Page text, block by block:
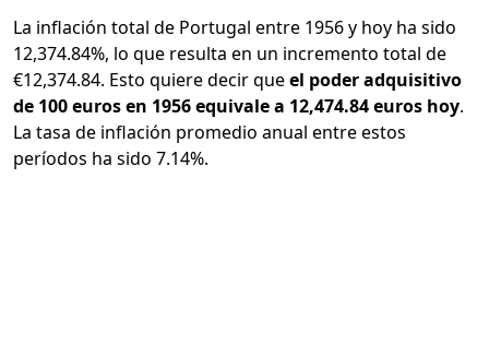
La inflación total de Portugal entre 1956 y hoy ha sido
12,374.84%, lo que resulta en un incremento total de
€12,374.84. Esto quiere decir queel poder adquisitivo
de 100 euros en 1956 equivale a 12,474.84 euros hoy.
La tasa de inflación promedio anual entre estos
períodos ha sido 7.14%.